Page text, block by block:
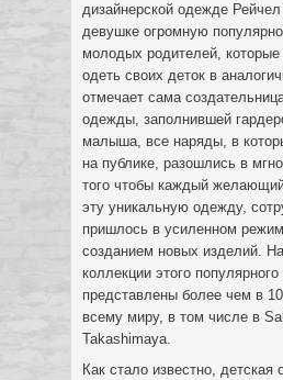
дизайнерской одежде
девушке огромную
молодых родителей,
одеть своих деток в
отмечает сама
одежды, заполнившей
малыша, все наряды, в
на публике, разошлись в
того чтобы каждый
эту уникальную одежду,
пришлось в усиленном
созданием новых изделий.
коллекции этого
представлены более чем в
всему миру, в том числе в
Takashimaya.
Как стало известно, детская